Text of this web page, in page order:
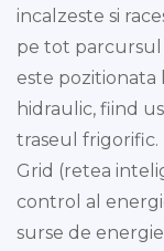
incalzeste si
pe tot
este pozitionata
hidraulic, fiind
traseul frigorific.
Grid (retea
control al
surse de